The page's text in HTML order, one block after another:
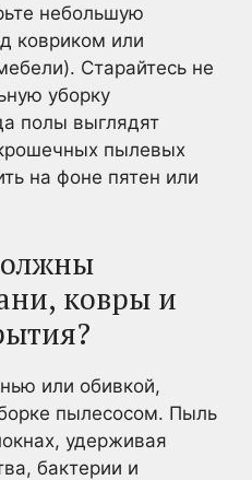
небольшую
ковриком или
Старайтесь не
уборку
полы выглядят
пылевых
на фоне пятен или
ковры и
или обивкой,
пылесосом. Пыль
удерживая
бактерии и